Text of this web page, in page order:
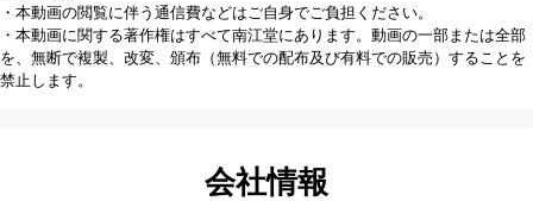
・本動画の閲覧に伴う通信費などはご自身でご負担ください。
・本動画に関する著作権はすべて南江堂にあります。動画の一部または全部
を、無断で複製、改変、頒布（無料での配布及び有料での販売）することを
禁止します。
会社情報